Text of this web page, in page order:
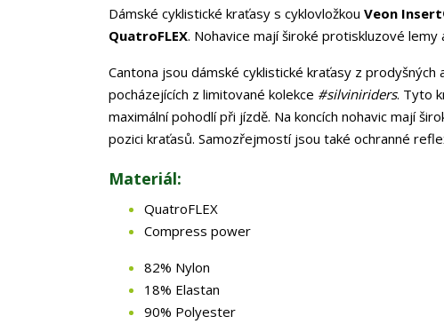
Dámské cyklistické kraťasy s cyklovložkou Veon
QuatroFLEX. Nohavice mají široké protiskluzové
Cantona jsou dámské cyklistické kraťasy z prodyšných
pocházejících z limitované kolekce #silviniriders. Tyto
maximální pohodlí při jízdě. Na koncích nohavic mají
pozici kraťasů. Samozřejmostí jsou také ochranné
Materiál:
QuatroFLEX
Compress power
82% Nylon
18% Elastan
90% Polyester